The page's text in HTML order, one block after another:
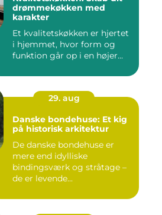
drømmekøkken med
karakter
Et kvalitetskøkken er hjertet
i hjemmet, hvor form og
funktion går op i en højer...
29. aug
Danske bondehuse: Et kig
på historisk arkitektur
De danske bondehuse er
mere end idylliske
bindingsværk og stråtage –
de er levende...